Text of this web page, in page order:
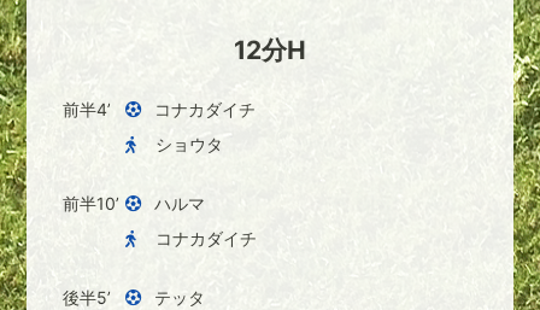
12分H
前半4’
コナカダイチ
ショウタ
前半10’
ハルマ
コナカダイチ
後半5’
テッタ